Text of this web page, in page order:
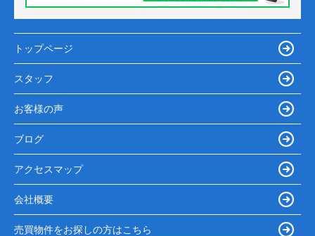
トップページ
スタッフ
お客様の声
ブログ
アクセスマップ
会社概要
売買物件をお探しの方はこちら